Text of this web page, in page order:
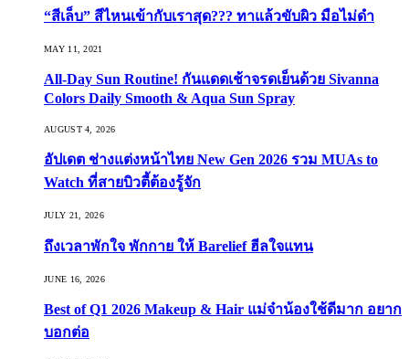
“สีเล็บ” สีไหนเข้ากับเราสุด??? ทาแล้วขับผิว มือไม่ดำ
MAY 11, 2021
All-Day Sun Routine! กันแดดเช้าจรดเย็นด้วย Sivanna
Colors Daily Smooth & Aqua Sun Spray
AUGUST 4, 2026
อัปเดต ช่างแต่งหน้าไทย New Gen 2026 รวม MUAs to
Watch ที่สายบิวตี้ต้องรู้จัก
JULY 21, 2026
ถึงเวลาพักใจ พักกาย ให้ Barelief ฮีลใจแทน
JUNE 16, 2026
Best of Q1 2026 Makeup & Hair แม่จ๋าน้องใช้ดีมาก อยาก
บอกต่อ